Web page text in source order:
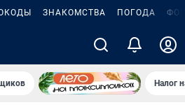
ЗНАКОМСТВА ПОГОДА
Налог